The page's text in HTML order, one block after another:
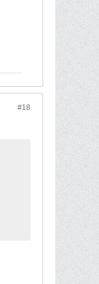
#18